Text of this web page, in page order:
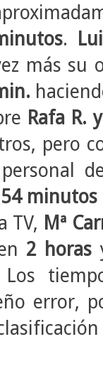
.
más su
Rafa R.
pero
minutos
TV, Mª
2 horas
error,